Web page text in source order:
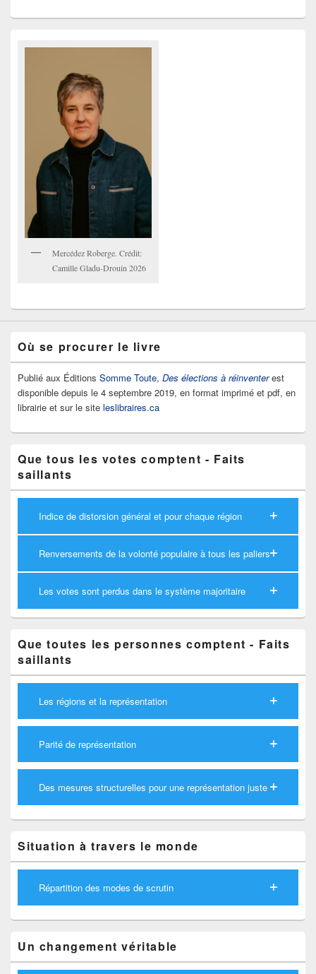
Mercédez Roberge. Crédit:
Camille Gladu-Drouin 2026
Où se procurer le livre
Publié aux Éditions Somme Toute, Des élections à réinventerest
disponible depuis le 4 septembre 2019, en format imprimé et pdf, en
librairie et sur le site leslibraires.ca
Que tous les votes comptent - Faits
saillants
Indice de distorsion général et pour chaque région
Renversements de la volonté populaire à tous les paliers
Les votes sont perdus dans le système majoritaire
Que toutes les personnes comptent - Faits
saillants
Les régions et la représentation
Parité de représentation
Des mesures structurelles pour une représentation juste
Situation à travers le monde
Répartition des modes de scrutin
Un changement véritable